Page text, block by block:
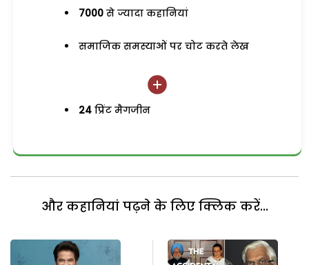
7000 से ज्यादा कहानियां
समाजिक समस्याओं पर चोट करते लेख
24 प्रिंट मैगजीन
और कहानियां पढ़ने के लिए क्लिक करें...